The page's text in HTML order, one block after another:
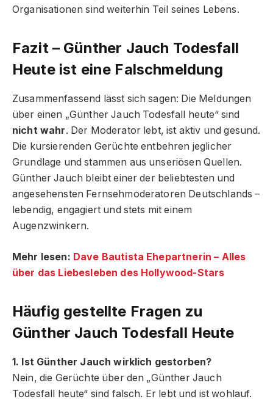
Organisationen sind weiterhin Teil seines Lebens.
Fazit – Günther Jauch Todesfall
Heute ist eine Falschmeldung
Zusammenfassend lässt sich sagen: Die Meldungen
über einen „Günther Jauch Todesfall heute“ sind
nicht wahr. Der Moderator lebt, ist aktiv und gesund.
Die kursierenden Gerüchte entbehren jeglicher
Grundlage und stammen aus unseriösen Quellen.
Günther Jauch bleibt einer der beliebtesten und
angesehensten Fernsehmoderatoren Deutschlands –
lebendig, engagiert und stets mit einem
Augenzwinkern.
Mehr lesen: Dave Bautista Ehepartnerin – Alles
über das Liebesleben des Hollywood-Stars
Häufig gestellte Fragen zu
Günther Jauch Todesfall Heute
1. Ist Günther Jauch wirklich gestorben?
Nein, die Gerüchte über den „Günther Jauch
Todesfall heute“ sind falsch. Er lebt und ist wohlauf.